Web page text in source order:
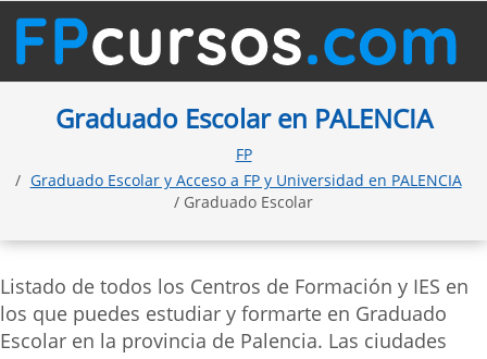
Graduado Escolar en PALENCIA
FP
Graduado Escolar y Acceso a FP y Universidad en PALENCIA
/ Graduado Escolar
Listado de todos los Centros de Formación y IES en
los que puedes estudiar y formarte en Graduado
Escolar en la provincia de Palencia. Las ciudades